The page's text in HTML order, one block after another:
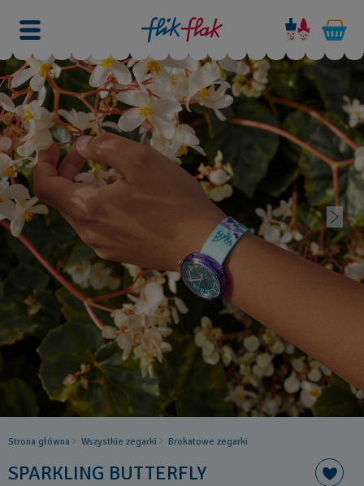
Strona główna Wszystkie zegarki Brokatowe zegarki
SPARKLING BUTTERFLY